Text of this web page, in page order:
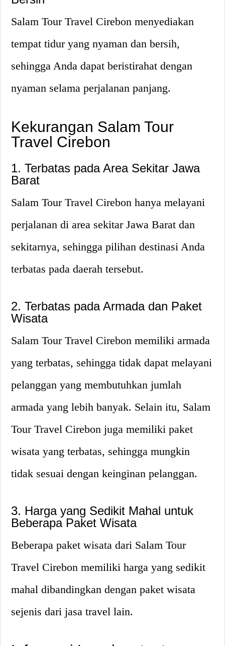
Salam Tour Travel Cirebon menyediakan
tempat tidur yang nyaman dan bersih,
sehingga Anda dapat beristirahat dengan
nyaman selama perjalanan panjang.
Kekurangan Salam Tour
Travel Cirebon
1. Terbatas pada Area Sekitar Jawa
Barat
Salam Tour Travel Cirebon hanya melayani
perjalanan di area sekitar Jawa Barat dan
sekitarnya, sehingga pilihan destinasi Anda
terbatas pada daerah tersebut.
2. Terbatas pada Armada dan Paket
Wisata
Salam Tour Travel Cirebon memiliki armada
yang terbatas, sehingga tidak dapat melayani
pelanggan yang membutuhkan jumlah
armada yang lebih banyak. Selain itu, Salam
Tour Travel Cirebon juga memiliki paket
wisata yang terbatas, sehingga mungkin
tidak sesuai dengan keinginan pelanggan.
3. Harga yang Sedikit Mahal untuk
Beberapa Paket Wisata
Beberapa paket wisata dari Salam Tour
Travel Cirebon memiliki harga yang sedikit
mahal dibandingkan dengan paket wisata
sejenis dari jasa travel lain.